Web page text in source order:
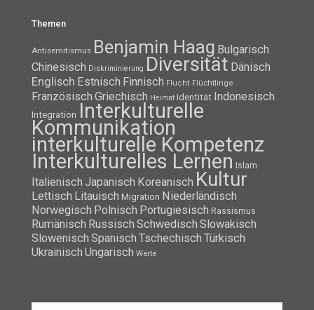
Themen
Antisemitismus Benjamin Haag Bulgarisch
Chinesisch Diskriminierung Diversität Dänisch
Englisch Estnisch Finnisch Flucht Flüchtlinge
Französisch Griechisch Heimat Identität Indonesisch
Integration Interkulturelle
Kommunikation
interkulturelle Kompetenz
Interkulturelles Lernen Islam
Italienisch Japanisch Koreanisch Kultur
Lettisch Litauisch Migration Niederländisch
Norwegisch Polnisch Portugiesisch Rassismus
Rumänisch Russisch Schwedisch Slowakisch
Slowenisch Spanisch Tschechisch Türkisch
Ukrainisch Ungarisch Werte